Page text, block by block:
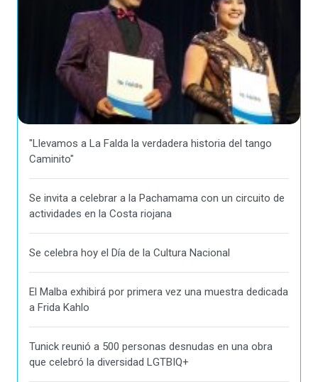
"Llevamos a La Falda la verdadera historia del tango
Caminito"
Se invita a celebrar a la Pachamama con un circuito de
actividades en la Costa riojana
Se celebra hoy el Día de la Cultura Nacional
El Malba exhibirá por primera vez una muestra dedicada
a Frida Kahlo
Tunick reunió a 500 personas desnudas en una obra
que celebró la diversidad LGTBIQ+